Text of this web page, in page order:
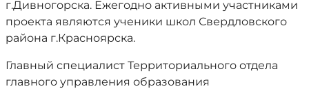
г.Дивногорска. Ежегодно активными участниками
проекта являются ученики школ Свердловского
района г.Красноярска.
Главный специалист Территориального отдела
главного управления образования